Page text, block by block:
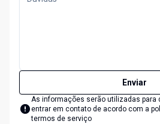
Enviar
As informações serão utilizadas para
entrar em contato de acordo com a
termos de serviço